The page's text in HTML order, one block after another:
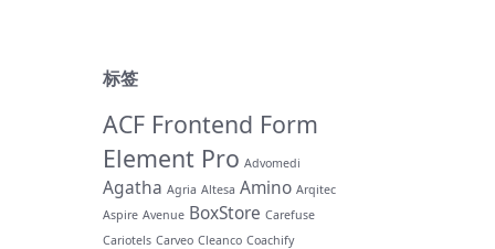
标签
ACF Frontend Form
Element Pro Advomedi
Agatha Agria Altesa Amino Arqitec
Aspire Avenue BoxStore Carefuse
Cariotels Carveo Cleanco Coachify